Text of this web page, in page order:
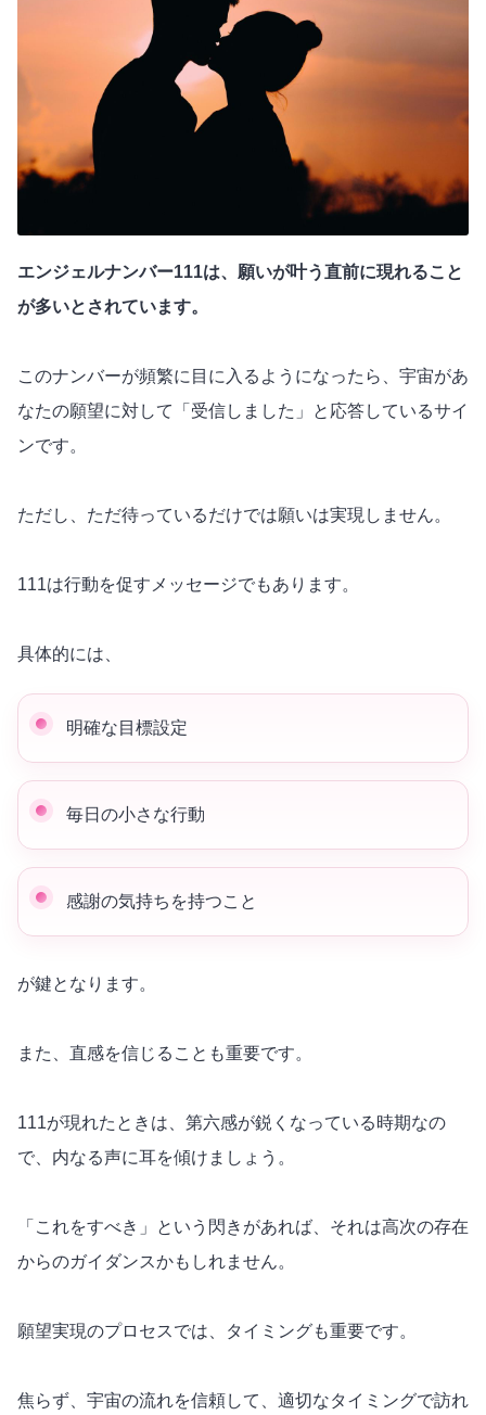
エンジェルナンバー111は、願いが叶う直前に現れること
が多いとされています。
このナンバーが頻繁に目に入るようになったら、宇宙があ
なたの願望に対して「受信しました」と応答しているサイ
ンです。
ただし、ただ待っているだけでは願いは実現しません。
111は行動を促すメッセージでもあります。
具体的には、
明確な目標設定
毎日の小さな行動
感謝の気持ちを持つこと
が鍵となります。
また、直感を信じることも重要です。
111が現れたときは、第六感が鋭くなっている時期なの
で、内なる声に耳を傾けましょう。
「これをすべき」という閃きがあれば、それは高次の存在
からのガイダンスかもしれません。
願望実現のプロセスでは、タイミングも重要です。
焦らず、宇宙の流れを信頼して、適切なタイミングで訪れ